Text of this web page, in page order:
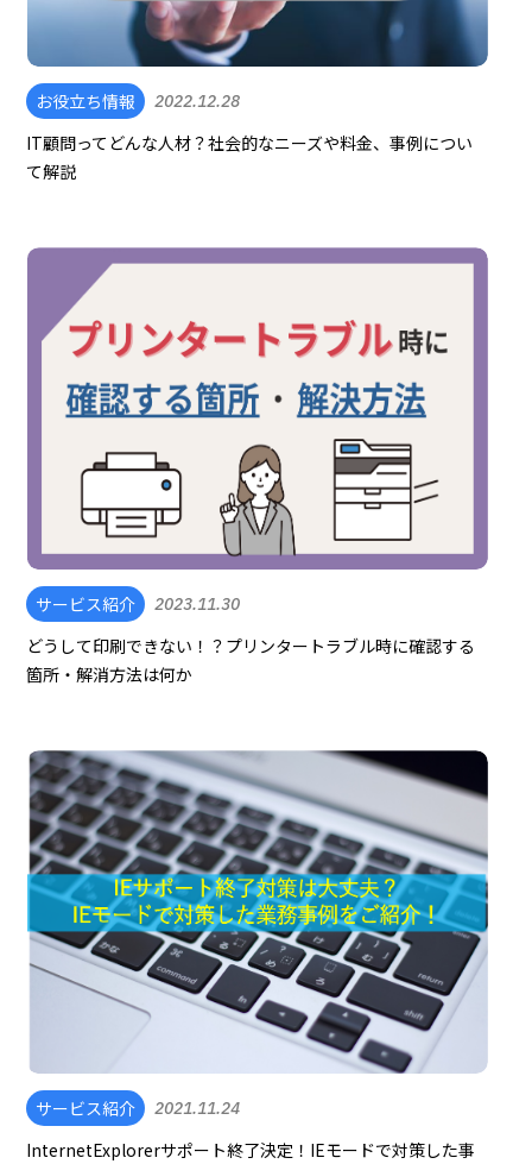
お役立ち情報 2022.12.28
IT顧問ってどんな人材？社会的なニーズや料金、事例につい
て解説
サービス紹介 2023.11.30
どうして印刷できない！？プリンタートラブル時に確認する
箇所・解消方法は何か
サービス紹介 2021.11.24
InternetExplorerサポート終了決定！IEモードで対策した事